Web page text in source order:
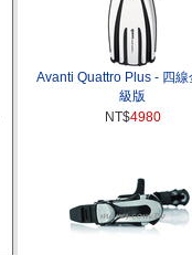
Avanti Quattro Plus - 四線
級版
NT$4980